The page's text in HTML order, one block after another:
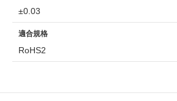
±0.03
適合規格
RoHS2